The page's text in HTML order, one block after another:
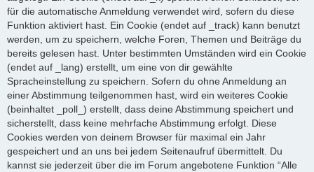
für die automatische Anmeldung verwendet wird, sofern du diese
Funktion aktiviert hast. Ein Cookie (endet auf _track) kann benutzt
werden, um zu speichern, welche Foren, Themen und Beiträge du
bereits gelesen hast. Unter bestimmten Umständen wird ein Cookie
(endet auf _lang) erstellt, um eine von dir gewählte
Spracheinstellung zu speichern. Sofern du ohne Anmeldung an
einer Abstimmung teilgenommen hast, wird ein weiteres Cookie
(beinhaltet _poll_) erstellt, dass deine Abstimmung speichert und
sicherstellt, dass keine mehrfache Abstimmung erfolgt. Diese
Cookies werden von deinem Browser für maximal ein Jahr
gespeichert und an uns bei jedem Seitenaufruf übermittelt. Du
kannst sie jederzeit über die im Forum angebotene Funktion “Alle